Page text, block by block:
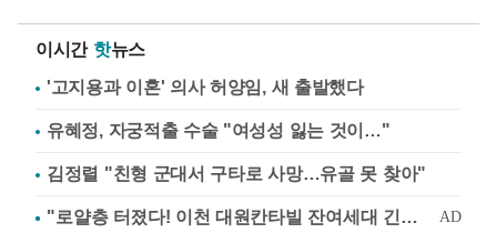
이시간 핫뉴스
'고지용과 이혼' 의사 허양임, 새 출발했다
유혜정, 자궁적출 수술 "여성성 잃는 것이…"
김정렬 "친형 군대서 구타로 사망…유골 못 찾아"